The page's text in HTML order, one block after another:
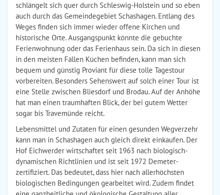
schlängelt sich quer durch Schleswig-Holstein und so eben
auch durch das Gemeindegebiet Schashagen. Entlang des
Weges finden sich immer wieder offene Kirchen und
historische Orte. Ausgangspunkt könnte die gebuchte
Ferienwohnung oder das Ferienhaus sein. Da sich in diesen
in den meisten Fällen Küchen befinden, kann man sich
bequem und günstig Proviant für diese tolle Tagestour
vorbereiten. Besonders Sehenswert auf solch einer Tour ist
eine Stelle zwischen Bliesdorf und Brodau. Auf der Anhöhe
hat man einen traumhaften Blick, der bei gutem Wetter
sogar bis Travemünde reicht.
Lebensmittel und Zutaten für einen gesunden Wegverzehr
kann man in Schashagen auch gleich direkt einkaufen. Der
Hof Eichwerder wirtschaftet seit 1963 nach biologisch-
dynamischen Richtlinien und ist seit 1972 Demeter-
zertifiziert. Das bedeutet, dass hier nach allerhöchsten
biologischen Bedingungen gearbeitet wird. Zudem findet